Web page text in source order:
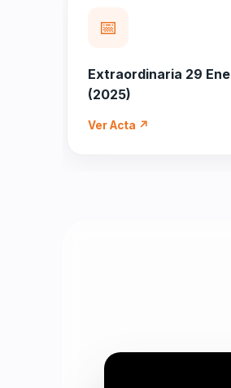
📅
Extraordinaria 29 Ene
(2025)
Ver Acta ↗